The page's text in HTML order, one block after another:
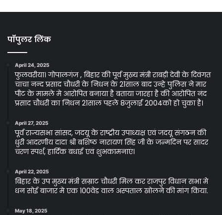
पॉपुलर लिंक
April 24, 2025
फुलवरीया। गोपालगंज , बिहार की पूर्व मुख्य मंत्री राबड़ी देवी के दिवंगत
चाचा नन्द प्रसाद चौधरी के निधन के 21साल बाद उन्हे पुलिस ने मार
पीट के मामले मे आरोपित बनाया है बताया जारहा है की आरोपित नंद
प्रसाद चौधरी का निधन 21साल पहले 8जुलाई 2004को हो चुका है।
April 27, 2025
पूर्व राज्यसभा सांसद, जदयू के राष्ट्रीय उपाध्यक्ष एवं जदयू संगठन की
धुरी आदरणीय दादा श्री बशिष्ठ नारायण सिंह जी के जन्मदिन पर सादर
चरण स्पर्श, हार्दिक बधाई एवं शुभकामनाएं।
April 22, 2025
बिहार के उप मुख्य मंत्री सम्राट चौधरी मिल कर राजपुर विधान सभा मे
धन सोई बाजार मे एक 100वेड वाल अस्पताल खोलने की मांग किया.
May 18, 2025